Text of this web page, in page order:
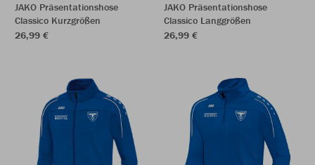
JAKO Präsentationshose
Classico Kurzgrößen
26,99 €
JAKO Präsentationshose
Classico Langgrößen
26,99 €